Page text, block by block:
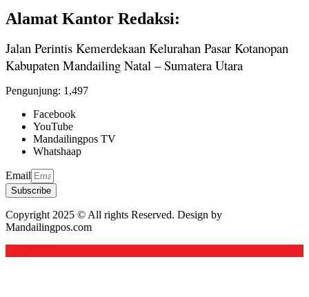
Alamat Kantor Redaksi:
Jalan Perintis Kemerdekaan Kelurahan Pasar Kotanopan
Kabupaten Mandailing Natal – Sumatera Utara
Pengunjung: 1,497
Facebook
YouTube
Mandailingpos TV
Whatshaap
Email
Subscribe
Copyright 2025 © All rights Reserved. Design by
Mandailingpos.com